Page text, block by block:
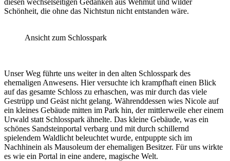
Schönheit, die ohne das Nichtstun nicht entstanden wäre.
Ansicht zum Schlosspark
Unser Weg führte uns weiter in den alten Schlosspark des
ehemaligen Anwesens. Hier versuchte ich krampfhaft einen Blick
auf das gesamte Schloss zu erhaschen, was mir durch das viele
Gestrüpp und Geäst nicht gelang. Währenddessen wies Nicole auf
ein kleines Gebäude mitten im Park hin, der mittlerweile eher einem
Urwald statt Schlosspark ähnelte. Das kleine Gebäude, was ein
schönes Sandsteinportal verbarg und mit durch schillernd
spielendem Waldlicht beleuchtet wurde, entpuppte sich im
Nachhinein als Mausoleum der ehemaligen Besitzer. Für uns wirkte
es wie ein Portal in eine andere, magische Welt.